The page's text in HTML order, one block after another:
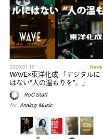
2020.01.10 News
WAVE×東洋化成 「デジタルに
はない“人の温もりを”。」
RoC Staff
for Analog,Music